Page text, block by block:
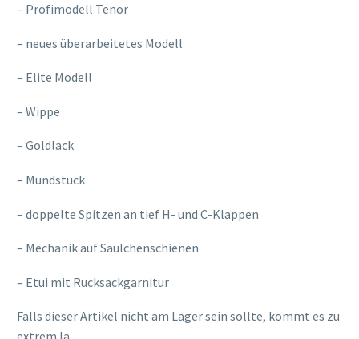
– Profimodell Tenor
– neues überarbeitetes Modell
– Elite Modell
– Wippe
– Goldlack
– Mundstück
– doppelte Spitzen an tief H- und C-Klappen
– Mechanik auf Säulchenschienen
– Etui mit Rucksackgarnitur
Falls dieser Artikel nicht am Lager sein sollte, kommt es zu